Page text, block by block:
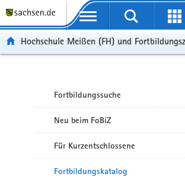
Portalübergreifende Navigation
Hochschule Meißen (FH) und
Fortbildungssuche
Neu beim FoBiZ
Für Kurzentschlossene
Fortbildungskatalog